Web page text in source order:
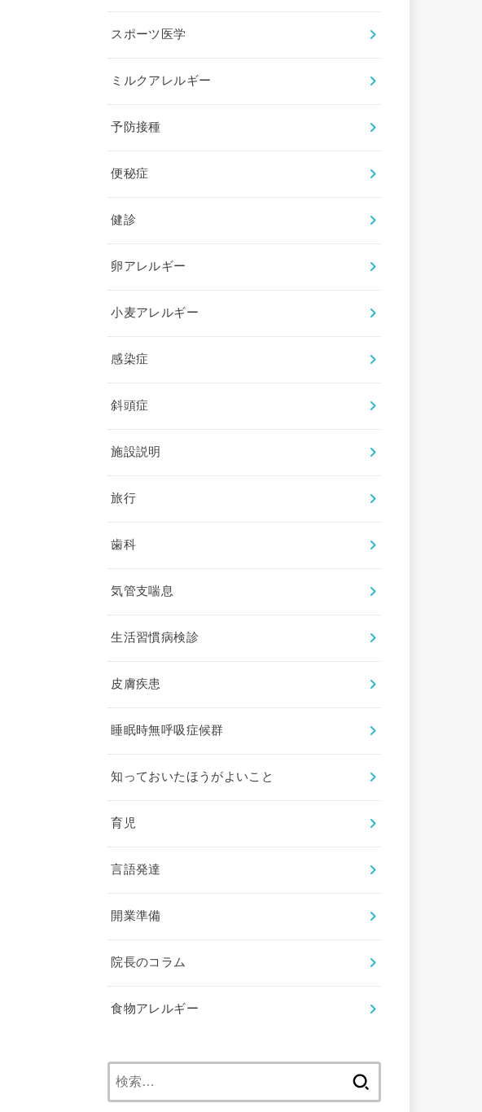
スポーツ医学
ミルクアレルギー
予防接種
便秘症
健診
卵アレルギー
小麦アレルギー
感染症
斜頭症
施設説明
旅行
歯科
気管支喘息
生活習慣病検診
皮膚疾患
睡眠時無呼吸症候群
知っておいたほうがよいこと
育児
言語発達
開業準備
院長のコラム
食物アレルギー